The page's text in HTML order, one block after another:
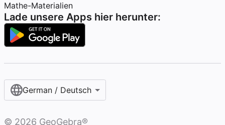
Mathe-Materialien
Lade unsere Apps hier herunter:
German / Deutsch
© 2026 GeoGebra®